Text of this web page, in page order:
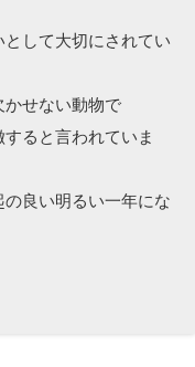
して大切にされてい
せない動物で
ると言われていま
良い明るい一年にな